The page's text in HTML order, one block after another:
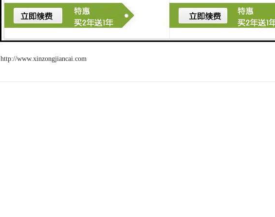
定型产品领域。
http://www.xinzongjiancai.com